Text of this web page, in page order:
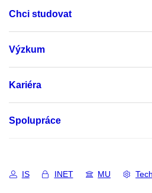
Chci studovat
Výzkum
Kariéra
Spolupráce
IS INET MU